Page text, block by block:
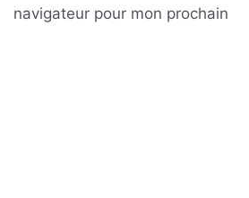
navigateur pour mon prochain